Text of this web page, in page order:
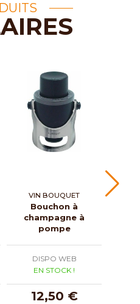
VIN BOUQUET
Bouchon à
champagne à
pompe
DISPO WEB
EN STOCK !
12,50 €